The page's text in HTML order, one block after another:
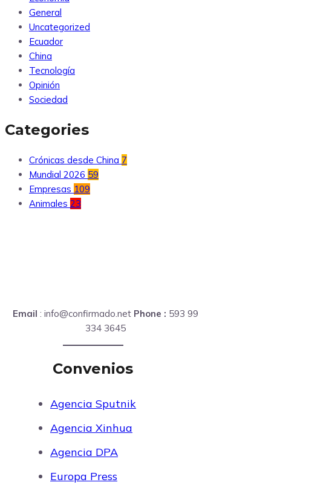
General
Uncategorized
Ecuador
China
Tecnología
Opinión
Sociedad
Categories
Crónicas desde China 7
Mundial 2026 59
Empresas 109
Animales 23
Email : info@confirmado.net Phone : 593 99
334 3645
Convenios
Agencia Sputnik
Agencia Xinhua
Agencia DPA
Europa Press